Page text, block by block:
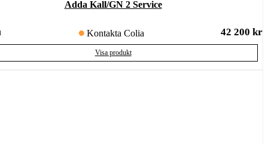
Adda Kall/GN 2 Service
Kontakta Colia 42 200 kr
Visa produkt